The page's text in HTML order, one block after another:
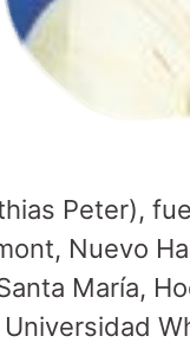
Peter), fue
Nuevo
María,